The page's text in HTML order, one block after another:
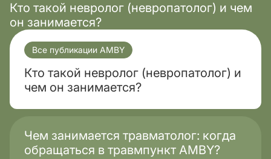
Кто такой невролог (невропатолог) и чем
он занимается?
Все публикации AMBY
Кто такой невролог (невропатолог) и
чем он занимается?
Чем занимается травматолог: когда
обращаться в травмпункт AMBY?